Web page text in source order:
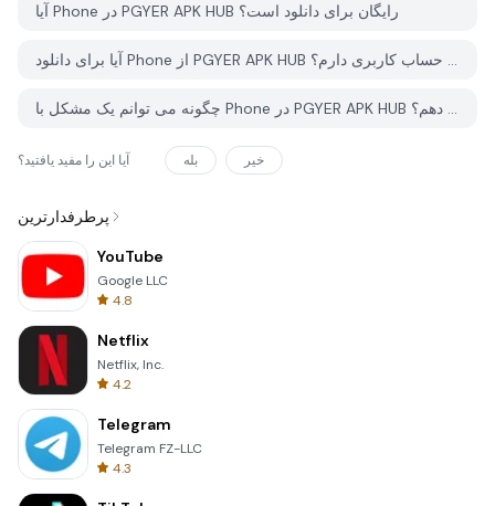
آیا Phone در PGYER APK HUB رایگان برای دانلود است؟
آیا برای دانلود Phone از PGYER APK HUB نیاز به حساب کاربری دارم؟
چگونه می توانم یک مشکل با Phone در PGYER APK HUB گزارش دهم؟
آیا این را مفید یافتید؟ بله خیر
پرطرفدارترین
YouTube
Google LLC
4.8
Netflix
Netflix, Inc.
4.2
Telegram
Telegram FZ-LLC
4.3